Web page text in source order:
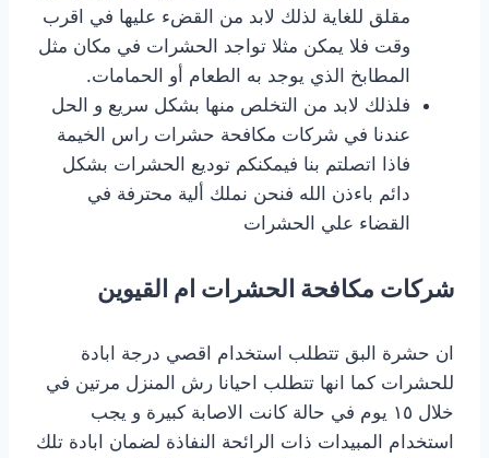
مقلق للغاية لذلك لابد من القضء عليها في اقرب
وقت فلا يمكن مثلا تواجد الحشرات في مكان مثل
المطابخ الذي يوجد به الطعام أو الحمامات.
فلذلك لابد من التخلص منها بشكل سريع و الحل
عندنا في شركات مكافحة حشرات راس الخيمة
فاذا اتصلتم بنا فيمكنكم توديع الحشرات بشكل
دائم باءذن الله فنحن نملك ألية محترفة في
القضاء علي الحشرات
شركات مكافحة الحشرات ام القيوين
ان حشرة البق تتطلب استخدام اقصي درجة ابادة
للحشرات كما انها تتطلب احيانا رش المنزل مرتين في
خلال ١٥ يوم في حالة كانت الاصابة كبيرة و يجب
استخدام المبيدات ذات الرائحة النفاذة لضمان ابادة تلك